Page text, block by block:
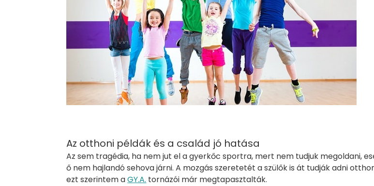
Az otthoni példák és a család jó hatása
Az sem tragédia, ha nem jut el a gyerkőc sportra, mert nem tudjuk megoldani,
ő nem hajlandó sehova járni. A mozgás szeretetét a szülők is át tudják adni
ezt szerintem aGY.A. tornázói már megtapasztalták.